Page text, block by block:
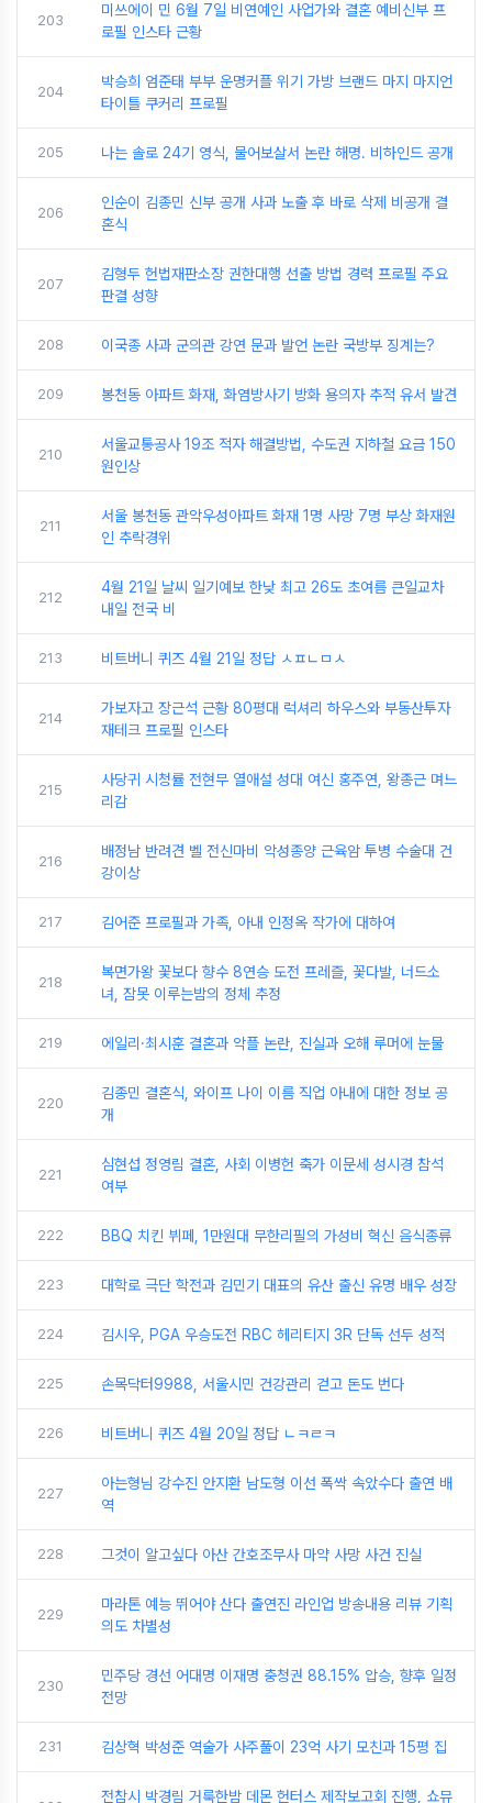
203
미쓰에이 민 6월 7일 비연예인 사업가와 결혼 예비신부 프
로필 인스타 근황
204
박승희 엄준태 부부 운명커플 위기 가방 브랜드 마지 마지언
타이틀 쿠커리 프로필
205 나는 솔로 24기 영식, 물어보살서 논란 해명. 비하인드 공개
206
인순이 김종민 신부 공개 사과 노출 후 바로 삭제 비공개 결
혼식
207
김형두 헌법재판소장 권한대행 선출 방법 경력 프로필 주요
판결 성향
208 이국종 사과 군의관 강연 문과 발언 논란 국방부 징계는?
209 봉천동 아파트 화재, 화염방사기 방화 용의자 추적 유서 발견
210
서울교통공사 19조 적자 해결방법, 수도권 지하철 요금 150
원인상
211
서울 봉천동 관악우성아파트 화재 1명 사망 7명 부상 화재원
인 추락경위
212
4월 21일 날씨 일기예보 한낮 최고 26도 초여름 큰일교차
내일 전국 비
213 비트버니 퀴즈 4월 21일 정답 ㅅㅍㄴㅁㅅ
214
가보자고 장근석 근황 80평대 럭셔리 하우스와 부동산투자
재테크 프로필 인스타
215
사당귀 시청률 전현무 열애설 성대 여신 홍주연, 왕종근 며느
리감
216
배정남 반려견 벨 전신마비 악성종양 근육암 투병 수술대 건
강이상
217 김어준 프로필과 가족, 아내 인정옥 작가에 대하여
218
복면가왕 꽃보다 향수 8연승 도전 프레즐, 꽃다발, 너드소
녀, 잠못 이루는밤의 정체 추정
219 에일리·최시훈 결혼과 악플 논란, 진실과 오해 루머에 눈물
220
김종민 결혼식, 와이프 나이 이름 직업 아내에 대한 정보 공
개
221
심현섭 정영림 결혼, 사회 이병헌 축가 이문세 성시경 참석
여부
222 BBQ 치킨 뷔페, 1만원대 무한리필의 가성비 혁신 음식종류
223 대학로 극단 학전과 김민기 대표의 유산 출신 유명 배우 성장
224 김시우, PGA 우승도전 RBC 헤리티지 3R 단독 선두 성적
225 손목닥터9988, 서울시민 건강관리 걷고 돈도 번다
226 비트버니 퀴즈 4월 20일 정답 ㄴㅋㄹㅋ
227
아는형님 강수진 안지환 남도형 이선 폭싹 속았수다 출연 배
역
228 그것이 알고싶다 아산 간호조무사 마약 사망 사건 진실
229
마라톤 예능 뛰어야 산다 출연진 라인업 방송내용 리뷰 기획
의도 차별성
230
민주당 경선 어대명 이재명 충청권 88.15% 압승, 향후 일정
전망
231 김상혁 박성준 역술가 사주풀이 23억 사기 모친과 15평 집
전참시 박경림 거룩한밤 데몬 헌터스 제작보고회 진행, 쇼뮤